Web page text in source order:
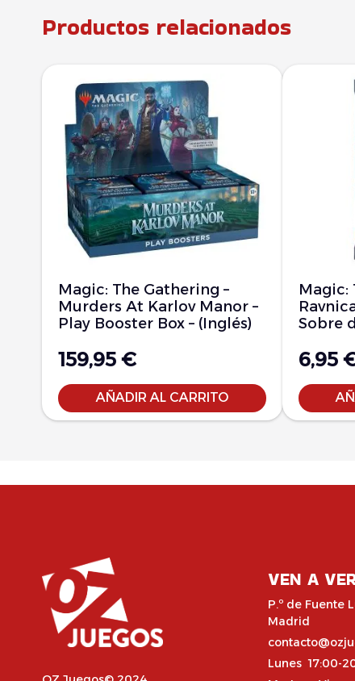
Productos relacionados
Magic: The Gathering –
Murders At Karlov Manor –
Play Booster Box – (Inglés)
159,95 €
AÑADIR AL CARRITO
Magic:
Sobre
6,95
VEN A
P.º de Fuente
Madrid
Lunes 17:00-